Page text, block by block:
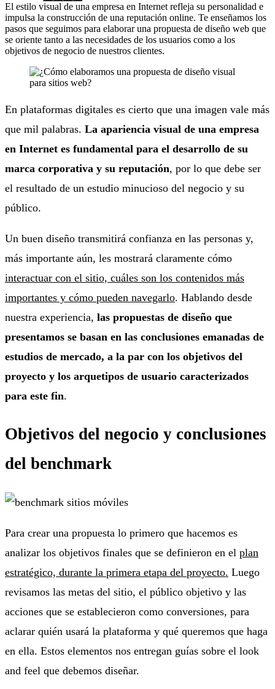
El estilo visual de una empresa en Internet refleja su personalidad e
impulsa la construcción de una reputación online. Te enseñamos los
pasos que seguimos para elaborar una propuesta de diseño web que
se oriente tanto a las necesidades de los usuarios como a los
objetivos de negocio de nuestros clientes.
En plataformas digitales es cierto que una imagen vale más
que mil palabras. La apariencia visual de una empresa
en Internet es fundamental para el desarrollo de su
marca corporativa y su reputación, por lo que debe ser
el resultado de un estudio minucioso del negocio y su
público.
Un buen diseño transmitirá confianza en las personas y,
más importante aún, les mostrará claramente cómo
interactuar con el sitio, cuáles son los contenidos más
importantes y cómo pueden navegarlo. Hablando desde
nuestra experiencia, las propuestas de diseño que
presentamos se basan en las conclusiones emanadas de
estudios de mercado, a la par con los objetivos del
proyecto y los arquetipos de usuario caracterizados
para este fin.
Objetivos del negocio y conclusiones
del benchmark
Para crear una propuesta lo primero que hacemos es
analizar los objetivos finales que se definieron en el plan
estratégico, durante la primera etapa del proyecto. Luego
revisamos las metas del sitio, el público objetivo y las
acciones que se establecieron como conversiones, para
aclarar quién usará la plataforma y qué queremos que haga
en ella. Estos elementos nos entregan guías sobre el look
and feel que debemos diseñar.